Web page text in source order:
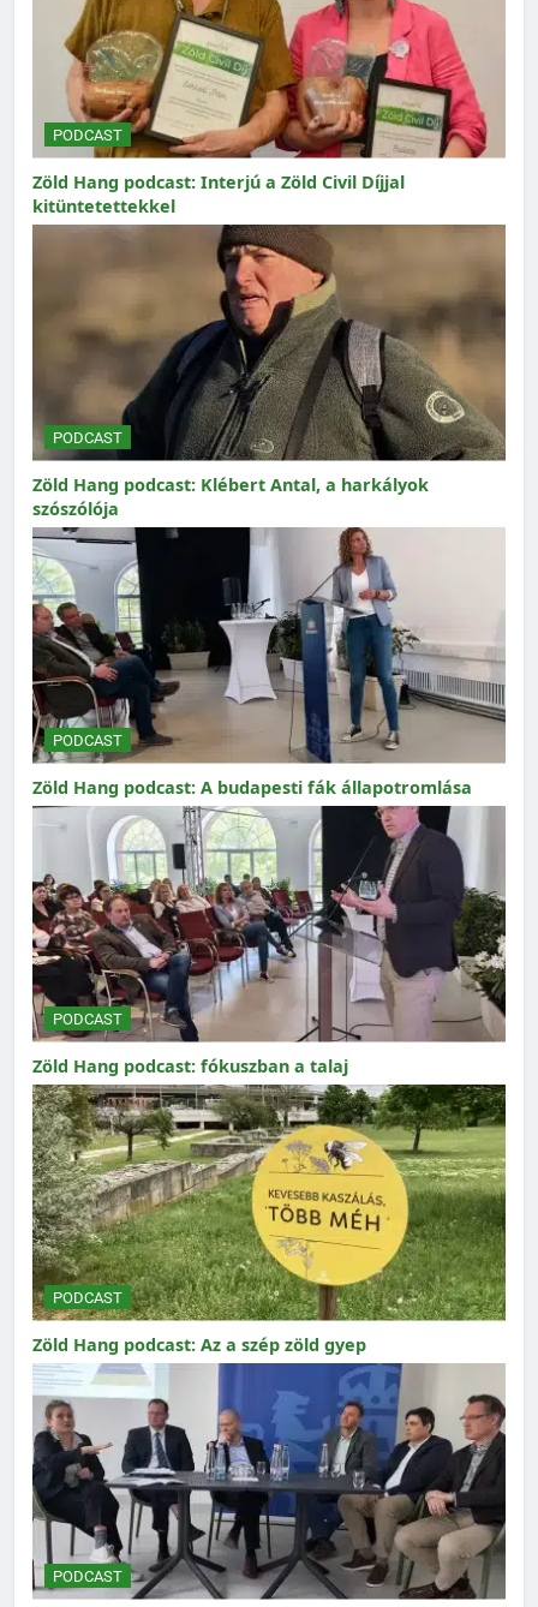
PODCAST
Zöld Hang podcast: Interjú a Zöld Civil Díjjal
kitüntetettekkel
PODCAST
Zöld Hang podcast: Klébert Antal, a harkályok
szószólója
PODCAST
Zöld Hang podcast: A budapesti fák állapotromlása
PODCAST
Zöld Hang podcast: fókuszban a talaj
PODCAST
Zöld Hang podcast: Az a szép zöld gyep
PODCAST